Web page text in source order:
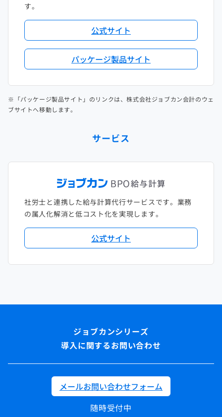
す。
公式サイト
パッケージ製品サイト
※「パッケージ製品サイト」のリンクは、株式会社ジョブカン会計のウェ
ブサイトへ移動します。
サービス
社労士と連携した給与計算代行サービスです。業務
の属人化解消と低コスト化を実現します。
公式サイト
導入に関するお問い合わせ
メールお問い合わせフォーム
随時受付中